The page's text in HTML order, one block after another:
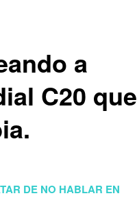
a
C20 que
DE NO HABLAR EN